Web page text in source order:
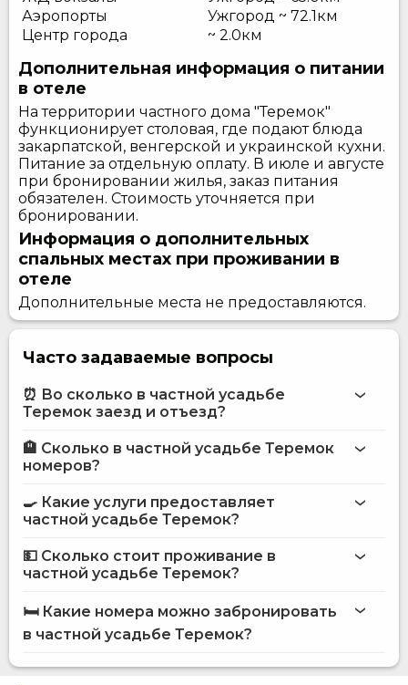
Аэропорты
Ужгород ~ 72.1км
Центр города
~ 2.0км
Дополнительная информация о питании
в отеле
На территории частного дома "Теремок"
функционирует столовая, где подают блюда
закарпатской, венгерской и украинской кухни.
Питание за отдельную оплату. В июле и августе
при бронировании жилья, заказ питания
обязателен. Стоимость уточняется при
бронировании.
Информация о дополнительных
спальных местах при проживании в
отеле
Дополнительные места не предоставляются.
Часто задаваемые вопросы
⏰ Во сколько в частной усадьбе
Теремок заезд и отъезд?
Больше информации про Частная усадьба Теремок
🏨 Сколько в частной усадьбе Теремок
номеров?
на сайте
🍳 Какие услуги предоставляет
частной усадьбе Теремок?
Прачечная
Сад
Размещение с животными
Прокат горнолыжного снаряжения
💵 Сколько стоит проживание в
частной усадьбе Теремок?
на сайте Hotels24.ua
🛏️ Какие номера можно забронировать
в частной усадьбе Теремок?
Комфорт двухместный